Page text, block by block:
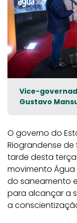
Vice-
Gustavo
O governo do
Riograndense
tarde desta
movimento Água
do saneamento
para alcançar a
a